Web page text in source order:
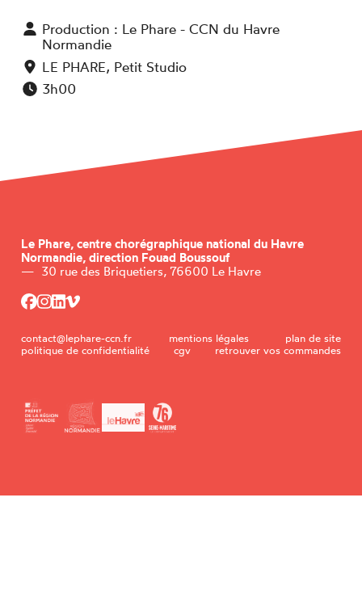
Production : Le Phare - CCN du Havre
Normandie
LE PHARE, Petit Studio
3h00
Le Phare, centre chorégraphique national du Havre
Normandie, direction Fouad Boussouf
— 30 rue des Briquetiers, 76600 Le Havre
contact@lephare-ccn.fr mentions légales
plan de site
politique de confidentialité
cgv retrouver vos commandes